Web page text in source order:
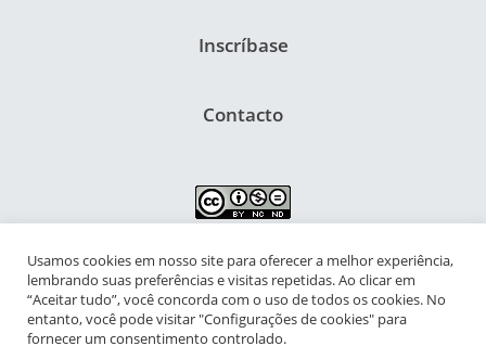
Inscríbase
Contacto
NIPIAC – Núcleo Interdisciplinar de Pesquisa para a Infância e
Adolescência Contemporâneas
Universidade Federal do Rio de Janeiro - Campus da Praia Vermelha
Usamos cookies em nosso site para oferecer a melhor experiência,
lembrando suas preferências e visitas repetidas. Ao clicar em
“Aceitar tudo”, você concorda com o uso de todos os cookies. No
entanto, você pode visitar "Configurações de cookies" para
fornecer um consentimento controlado.